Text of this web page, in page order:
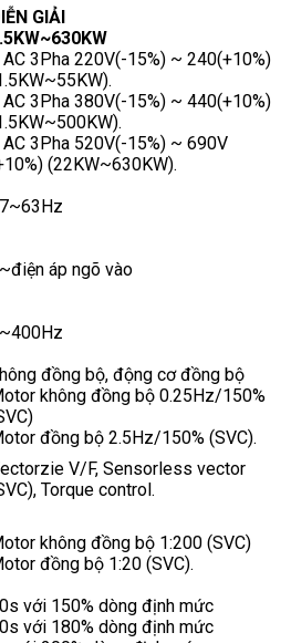
GIẢI
AC 3Pha 220V(-15%) ~ 240(+10%)
AC 3Pha 380V(-15%) ~ 440(+10%)
AC 3Pha 520V(-15%) ~ 690V
(22KW~630KW).
áp ngõ vào
đồng bộ, động cơ đồng bộ
không đồng bộ 0.25Hz/150%
đồng bộ 2.5Hz/150% (SVC).
V/F, Sensorless vector
Torque control.
không đồng bộ 1:200 (SVC)
đồng bộ 1:20 (SVC).
với 150% dòng định mức
với 180% dòng định mức